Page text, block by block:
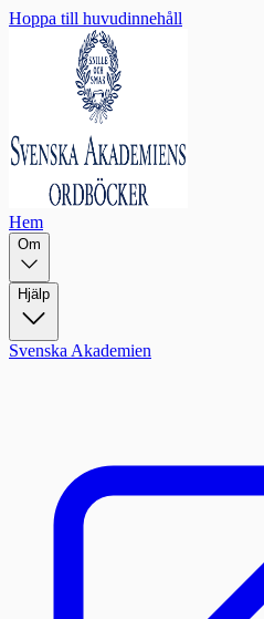
Hoppa till huvudinnehåll
Hem
Om
Hjälp
Svenska Akademien